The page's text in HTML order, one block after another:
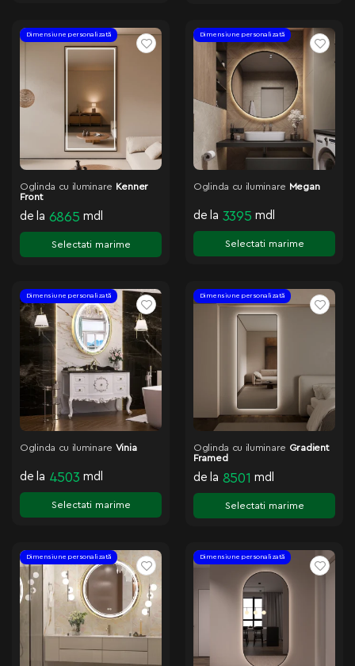
Dimensiune personalizată
Oglinda cu iluminare Kenner
Front
de la 6865 mdl
Selectati marime
Dimensiune personalizată
Oglinda cu iluminare Megan
de la 3395 mdl
Selectati marime
Dimensiune personalizată
Oglinda cu iluminare Vinia
de la 4503 mdl
Selectati marime
Dimensiune personalizată
Oglinda cu iluminare Gradient
Framed
de la 8501 mdl
Selectati marime
Dimensiune personalizată Dimensiune personalizată